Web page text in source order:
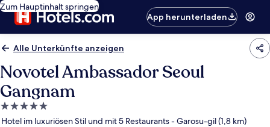
Zum Hauptinhalt springen
App herunterladen
Alle Unterkünfte anzeigen
Novotel Ambassador Seoul
Gangnam
5.0-
Sterne-
Hotel im luxuriösen Stil und mit 5 Restaurants - Garosu-gil (1,8 km)